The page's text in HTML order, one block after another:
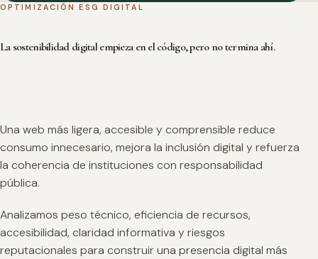
OPTIMIZACIÓN ESG DIGITAL
La sostenibilidad digital empieza en el código, pero no termina ahí.
Una web más ligera, accesible y comprensible reduce
consumo innecesario, mejora la inclusión digital y refuerza
la coherencia de instituciones con responsabilidad
pública.
Analizamos peso técnico, eficiencia de recursos,
accesibilidad, claridad informativa y riesgos
reputacionales para construir una presencia digital más